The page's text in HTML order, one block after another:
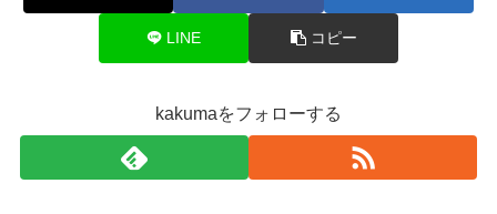
LINE コピー
kakumaをフォローする